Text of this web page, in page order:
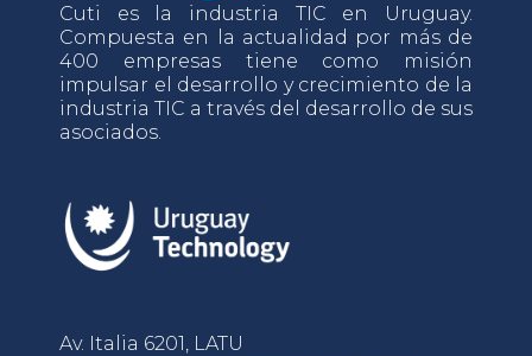
Cuti es la industria TIC en Uruguay.
Compuesta en la actualidad por más de
400 empresas tiene como misión
impulsar el desarrollo y crecimiento de la
industria TIC a través del desarrollo de sus
asociados.
Av. Italia 6201, LATU